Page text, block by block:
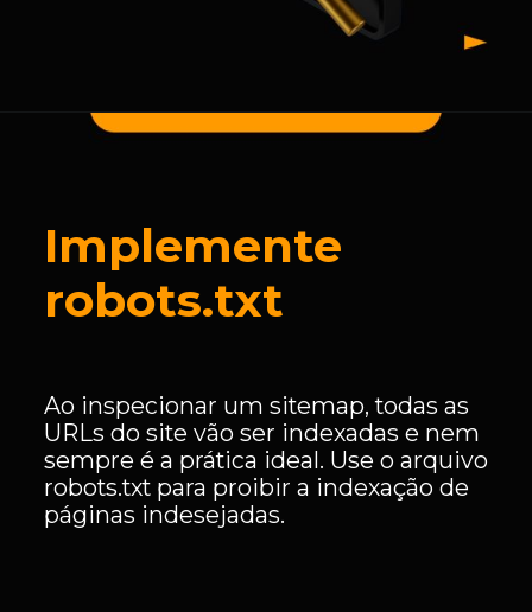
Ao inspecionar um sitemap, todas as
URLs do site vão ser indexadas e nem
sempre é a prática ideal. Use o arquivo
robots.txt para proibir a indexação de
páginas indesejadas.
Implemente
robots.txt